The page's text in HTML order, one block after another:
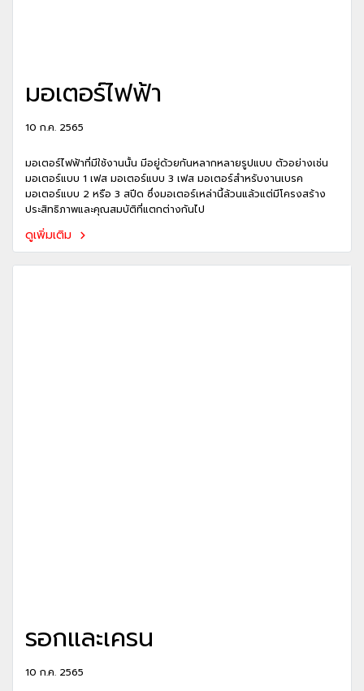
มอเตอร์ไฟฟ้า
10 ก.ค. 2565
มอเตอร์ไฟฟ้าที่มีใช้งานนั้น มีอยู่ด้วยกันหลากหลายรูปแบบ ตัวอย่างเช่น
มอเตอร์แบบ 1 เฟส มอเตอร์แบบ 3 เฟส มอเตอร์สำหรับงานเบรค
มอเตอร์แบบ 2 หรือ 3 สปีด ซึ่งมอเตอร์เหล่านี้ล้วนแล้วแต่มีโครงสร้าง
ประสิทธิภาพและคุณสมบัติที่แตกต่างกันไป
ดูเพิ่มเติม
รอกและเครน
10 ก.ค. 2565